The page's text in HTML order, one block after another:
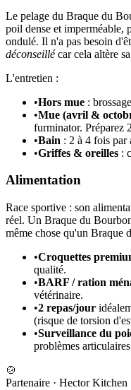
Le pelage du Braque du
poil dense et imperméable,
ondulé. Il n'a pas besoin
déconseillécar cela altère
L'entretien :
•Hors mue :
•Mue (avril &
furminator. Préparez
•Bain : 2 à 4 fois par
•Griffes & oreilles :
Alimentation
Race sportive : son
réel. Un Braque du
même chose qu'un Braque
•Croquettes
qualité.
•BARF / ration
vétérinaire.
•2 repas/jour
(risque de torsion
•Surveillance du
problèmes
🍲
Partenaire · Hector Kitchen